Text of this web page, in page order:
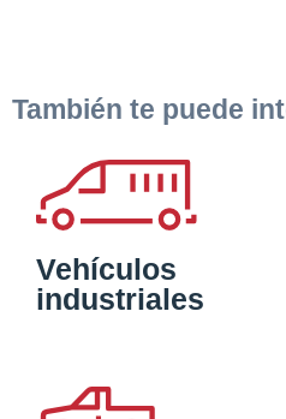
También te puede
Vehículos
industriales